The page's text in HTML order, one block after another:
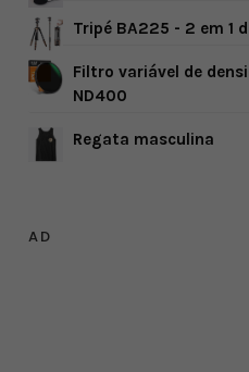
Tripé BA225 - 2 em 1
Filtro variável de
ND400
Regata masculina
AD